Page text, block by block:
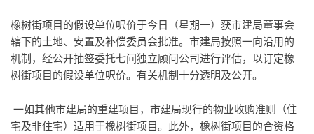
橡树街项目的假设单位呎价于今日（星期一）获市建局董事会
辖下的土地、安置及补偿委员会批准。市建局按照一向沿用的
机制，经公开抽签委托七间独立顾问公司进行评估，以订定橡
树街项目的假设单位呎价。有关机制十分透明及公开。
一如其他市建局的重建项目，市建局现行的物业收购准则（住
宅及非住宅）适用于橡树街项目。此外，橡树街项目的合资格